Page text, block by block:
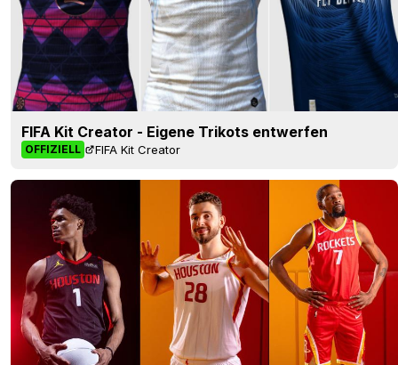
FIFA Kit Creator - Eigene Trikots entwerfen
OFFIZIELL FIFA Kit Creator